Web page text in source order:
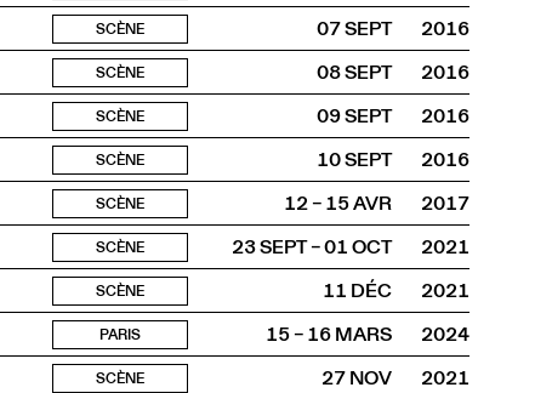
SCÈNE 07 SEPT
2016
SCÈNE 08 SEPT
2016
SCÈNE 09 SEPT
2016
SCÈNE 10 SEPT
2016
SCÈNE 12 – 15 AVR
2017
SCÈNE 23 SEPT – 01 OCT
2021
SCÈNE 11 DÉC
2021
PARIS 15 – 16 MARS
2024
SCÈNE 27 NOV
2021